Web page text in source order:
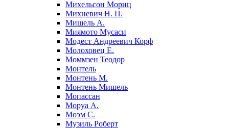
Михельсон Мориц
Михневич Н. П.
Мишель А.
Миямото Мусаси
Модест Андреевич Корф
Молоховец Е.
Моммзен Теодор
Монтель
Монтень М.
Монтень Мишель
Мопассан
Моруа А.
Моэм С.
Музиль Роберт